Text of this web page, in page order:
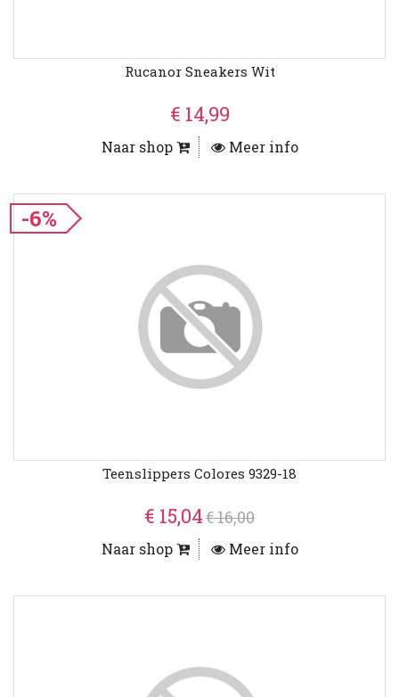
Rucanor Sneakers Wit
€ 14,99
Naar shop Meer info
-6%
Teenslippers Colores 9329-18
€ 15,04€ 16,00
Naar shop Meer info